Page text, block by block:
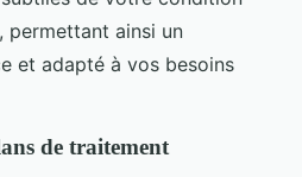
permettant ainsi un
et adapté à vos besoins
de traitement